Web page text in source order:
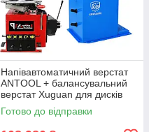
Напівавтоматичний верстат
ANTOOL + балансувальний
верстат Xuguan для дисків
10–24" обладнання для сто
Готово до відправки